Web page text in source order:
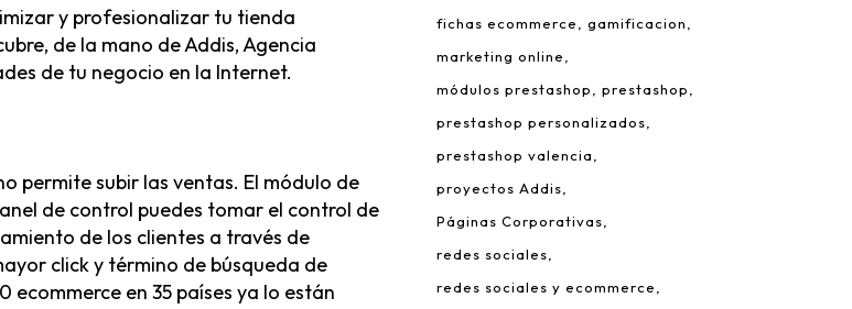
y profesionalizar tu tienda
de la mano deAddis, Agencia
de tu negocio en la Internet.
permite subir las ventas. El módulo de
de control puedes tomar el control de
de los clientes a través de
click y término de búsqueda de
en 35 países ya lo están
fichas ecommerce
gamificacion
marketing online
módulos prestashop
prestashop
prestashop personalizados
prestashop valencia
proyectos Addis
Páginas Corporativas
redes sociales
redes sociales y ecommerce
ecommerce
información
denuncias
de Cookies
de Privacidad
C/ Leonardo da Vinci, 22.
Parque Tecnológico de Valencia.
46980 Paterna – Valencia
info@addis.es
Teléfono:
(+34) 96 134 46 64